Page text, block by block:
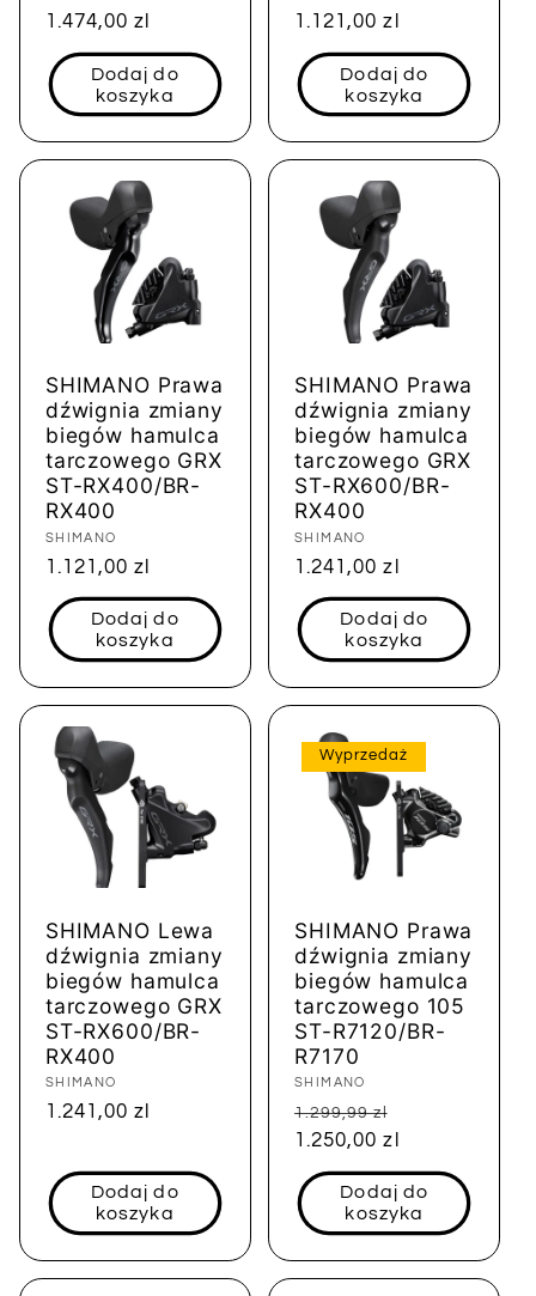
Cena
regularna
1.474,00 zl
Dodaj do
koszyka
Cena
regularna
1.121,00 zl
Dodaj do
koszyka
SHIMANO Prawa
dźwignia zmiany
biegów hamulca
tarczowego GRX
ST-RX400/BR-
RX400
Dostawca:
SHIMANO
Cena
regularna
1.121,00 zl
Dodaj do
koszyka
SHIMANO Prawa
dźwignia zmiany
biegów hamulca
tarczowego GRX
ST-RX600/BR-
RX400
Dostawca:
SHIMANO
Cena
regularna
1.241,00 zl
Dodaj do
koszyka
SHIMANO Lewa
dźwignia zmiany
biegów hamulca
tarczowego GRX
ST-RX600/BR-
RX400
Dostawca:
SHIMANO
Cena
1.241,00 zl
Dodaj do
koszyka
Wyprzedaż
SHIMANO Prawa
dźwignia zmiany
biegów hamulca
tarczowego 105
ST-R7120/BR-
R7170
Dostawca:
SHIMANO
Cena
regularna
1.299,99 zl
1.250,00 zl
Dodaj do
koszyka